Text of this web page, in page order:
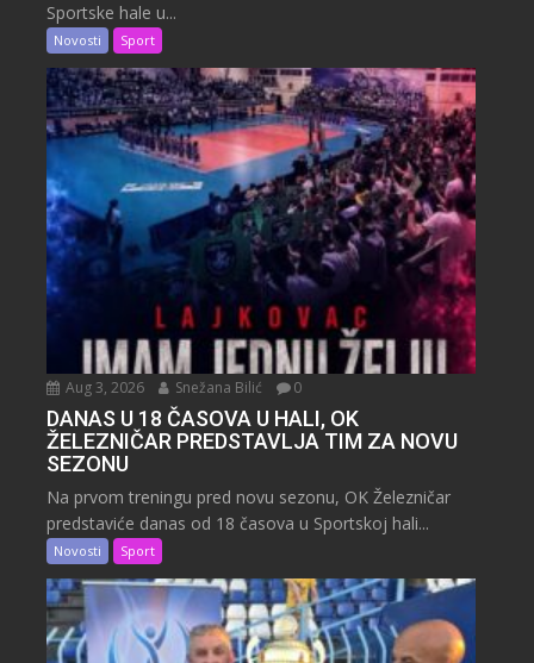
Sportske hale u...
Novosti Sport
Aug 3, 2026 Snežana Bilić 0
DANAS U 18 ČASOVA U HALI, OK
ŽELEZNIČAR PREDSTAVLJA TIM ZA NOVU
SEZONU
Na prvom treningu pred novu sezonu, OK Železničar
predstaviće danas od 18 časova u Sportskoj hali...
Novosti Sport